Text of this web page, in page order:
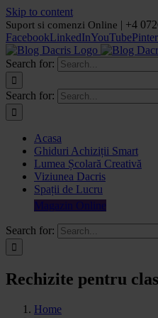
Skip to content
Suport si comenzi Online | +4
FacebookLinkedInYouTube
Search for:
Search for:
Acasa
Ghiduri Achiziții Smart
Lumea Școlară Creativă
Viziunea Dacris
Spații de Lucru
Magazin Online
Search for:
Rechizite pentru
Home